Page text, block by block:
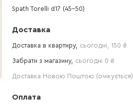
Spath Torelli d17 (45-50)
Доставка
Доставка в квартиру, сьогодні 150 ₴
Забрати з магазину, сьогодні 0 ₴
Доставка Новою Поштою (очікується)
Оплата